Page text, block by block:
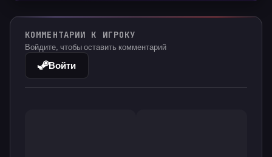
КОММЕНТАРИИ К ИГРОКУ
Войдите, чтобы оставить комментарий
Войти